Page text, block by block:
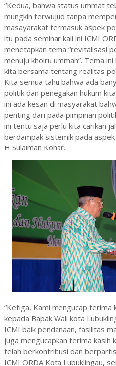
“Kedua, bahwa status ummat
mungkin terwujud tanpa
masayarakat termasuk aspek
itu pada seminar kali ini ICMI
menetapkan tema “revitalisasi
menuju khoiru ummah”. Tema
kita bersama tentang realitas
Kita semua tahu bahwa ada
politik dan penegakan hukum
ini ada kesan di masyarakat
penting dari pada pimpinan
ini tentu saja perlu kita carikan
berdampak sistemik pada aspek
H Sulaiman Kohar.
“Ketiga, Kami mengucap
kepada Bapak Wali kota
ICMI baik pendanaan, fasilitas
juga mengucapkan terima kasih
telah berkontribusi dan
ICMI ORDA Kota Lubuklingau,